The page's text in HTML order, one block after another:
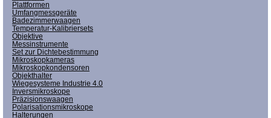
Plattformen
Umfangmessgeräte
Badezimmerwaagen
Temperatur-Kalibriersets
Objektive
Messinstrumente
Set zur Dichtebestimmung
Mikroskopkameras
Mikroskopkondensoren
Objekthalter
Wiegesysteme Industrie 4.0
Inversmikroskope
Präzisionswaagen
Polarisationsmikroskope
Halterungen